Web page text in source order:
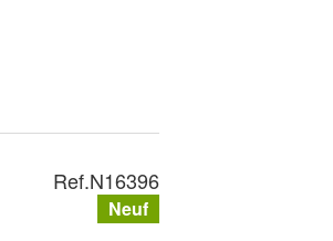
Ref.N16396
Neuf